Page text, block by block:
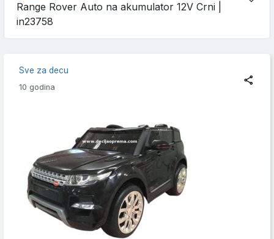
Range Rover Auto na akumulator 12V Crni
in23758
Sve za decu
10 godina